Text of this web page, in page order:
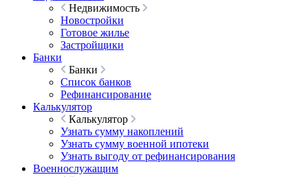
Недвижимость
Новостройки
Готовое жилье
Застройщики
Банки
Банки
Список банков
Рефинансирование
Калькулятор
Калькулятор
Узнать сумму накоплений
Узнать сумму военной ипотеки
Узнать выгоду от рефинансирования
Военнослужащим